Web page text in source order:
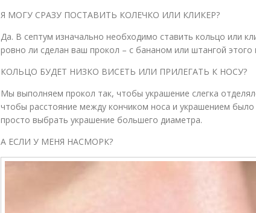
Я МОГУ СРАЗУ ПОСТАВИТЬ КОЛЕЧКО ИЛИ КЛИКЕР?
Да. В септум изначально необходимо ставить кольцо или
ровно ли сделан ваш прокол – с бананом или штангой этого
КОЛЬЦО БУДЕТ НИЗКО ВИСЕТЬ ИЛИ ПРИЛЕГАТЬ К НОСУ?
Мы выполняем прокол так, чтобы украшение слегка
чтобы расстояние между кончиком носа и украшением
просто выбрать украшение большего диаметра.
А ЕСЛИ У МЕНЯ НАСМОРК?